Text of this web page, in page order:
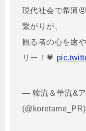
現代社会で希薄
繋がりが、
観る者の心を癒
リー！💗
— 韓流＆華流&ア